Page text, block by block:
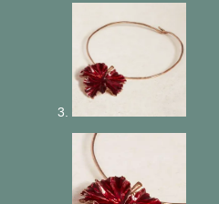
Fiocco
Ghiande
Gocce
Ivy
Malva
Name
Orecchini
Spille